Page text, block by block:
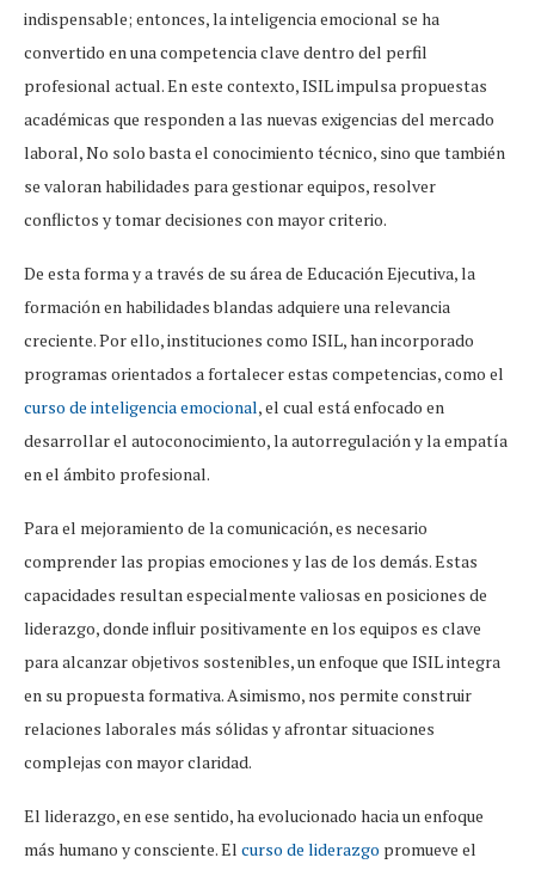
indispensable; entonces, la inteligencia emocional se ha
convertido en una competencia clave dentro del perfil
profesional actual. En este contexto, ISIL impulsa propuestas
académicas que responden a las nuevas exigencias del mercado
laboral, No solo basta el conocimiento técnico, sino que también
se valoran habilidades para gestionar equipos, resolver
conflictos y tomar decisiones con mayor criterio.
De esta forma y a través de su área de Educación Ejecutiva, la
formación en habilidades blandas adquiere una relevancia
creciente. Por ello, instituciones como ISIL, han incorporado
programas orientados a fortalecer estas competencias, como el
curso de inteligencia emocional, el cual está enfocado en
desarrollar el autoconocimiento, la autorregulación y la empatía
en el ámbito profesional.
Para el mejoramiento de la comunicación, es necesario
comprender las propias emociones y las de los demás. Estas
capacidades resultan especialmente valiosas en posiciones de
liderazgo, donde influir positivamente en los equipos es clave
para alcanzar objetivos sostenibles, un enfoque que ISIL integra
en su propuesta formativa. Asimismo, nos permite construir
relaciones laborales más sólidas y afrontar situaciones
complejas con mayor claridad.
El liderazgo, en ese sentido, ha evolucionado hacia un enfoque
más humano y consciente. El curso de liderazgo promueve el